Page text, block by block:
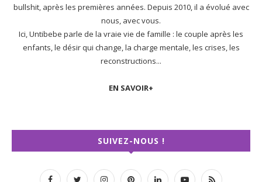
bullshit, après les premières années. Depuis 2010, il a évolué avec
nous, avec vous.
Ici, Untibebe parle de la vraie vie de famille : le couple après les
enfants, le désir qui change, la charge mentale, les crises, les
reconstructions...
EN SAVOIR+
SUIVEZ-NOUS !